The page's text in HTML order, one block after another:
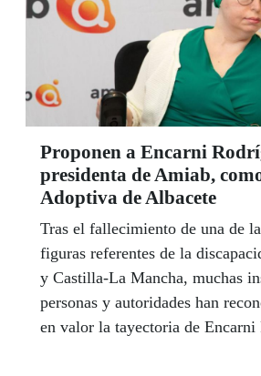
Proponen a Encarni
presidenta de Amiab,
Adoptiva de Albacete
Tras el fallecimiento de una de
figuras referentes de la
y Castilla-La Mancha, muchas
personas y autoridades han
en valor la tayectoria de Encarni